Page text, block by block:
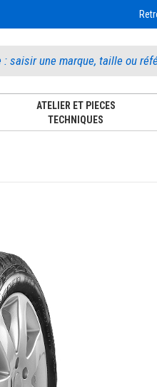
ATELIER ET PIECES
TECHNIQUES